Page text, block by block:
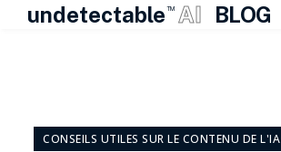
undetectable TM AI BLOG
contentCONSEILS UTILES SUR LE CONTENU DE L'IA